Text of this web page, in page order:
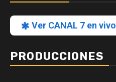
Ver CANAL 7 en vivo
PRODUCCIONES